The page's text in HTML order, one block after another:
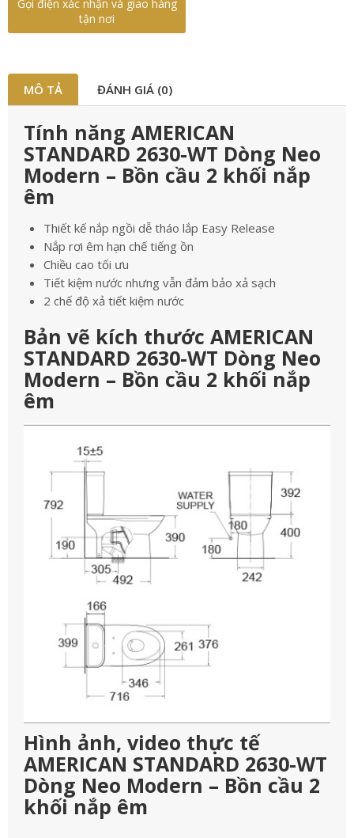
Gọi điện xác nhận và giao hàng
tận nơi
MÔ TẢ ĐÁNH GIÁ (0)
Tính năng AMERICAN
STANDARD 2630-WT Dòng Neo
Modern – Bồn cầu 2 khối nắp
êm
Thiết kế nắp ngồi dễ tháo lắp Easy Release
Nắp rơi êm hạn chế tiếng ồn
Chiều cao tối ưu
Tiết kiệm nước nhưng vẫn đảm bảo xả sạch
2 chế độ xả tiết kiệm nước
Bản vẽ kích thước AMERICAN
STANDARD 2630-WT Dòng Neo
Modern – Bồn cầu 2 khối nắp
êm
Hình ảnh, video thực tế
AMERICAN STANDARD 2630-WT
Dòng Neo Modern – Bồn cầu 2
khối nắp êm